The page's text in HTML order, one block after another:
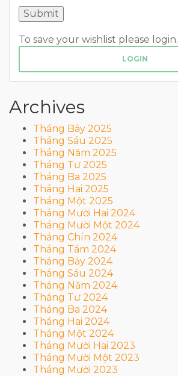
To save your wishlist please login.
LOGIN
Archives
Tháng Bảy 2025
Tháng Sáu 2025
Tháng Năm 2025
Tháng Tư 2025
Tháng Ba 2025
Tháng Hai 2025
Tháng Một 2025
Tháng Mười Hai 2024
Tháng Mười Một 2024
Tháng Chín 2024
Tháng Tám 2024
Tháng Bảy 2024
Tháng Sáu 2024
Tháng Năm 2024
Tháng Tư 2024
Tháng Ba 2024
Tháng Hai 2024
Tháng Một 2024
Tháng Mười Hai 2023
Tháng Mười Một 2023
Tháng Mười 2023